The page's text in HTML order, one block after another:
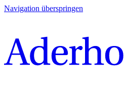
Navigation überspringen